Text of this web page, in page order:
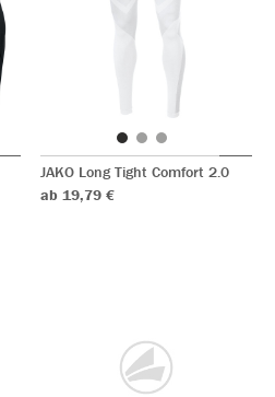
JAKO Long Tight Comfort 2.0
ab 19,79 €